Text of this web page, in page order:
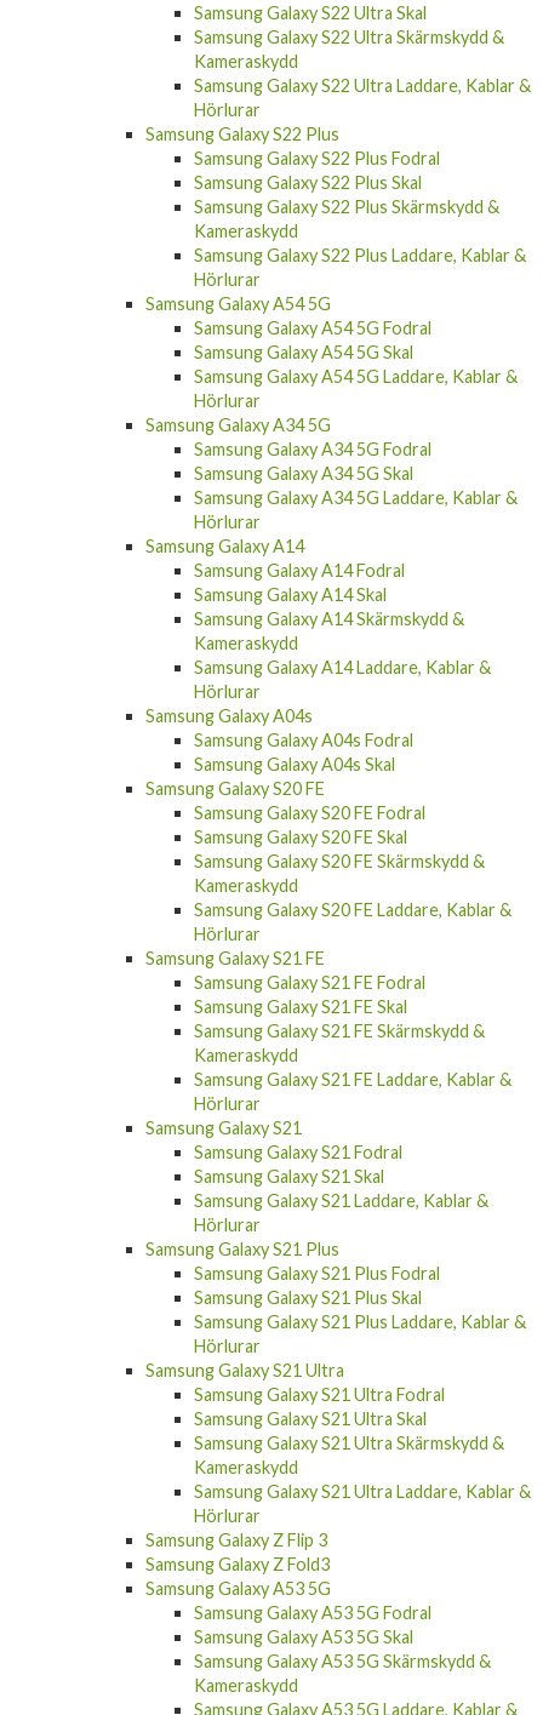
Samsung Galaxy S22 Ultra Skal
Samsung Galaxy S22 Ultra Skärmskydd &
Kameraskydd
Samsung Galaxy S22 Ultra Laddare, Kablar &
Hörlurar
Samsung Galaxy S22 Plus
Samsung Galaxy S22 Plus Fodral
Samsung Galaxy S22 Plus Skal
Samsung Galaxy S22 Plus Skärmskydd &
Kameraskydd
Samsung Galaxy S22 Plus Laddare, Kablar &
Hörlurar
Samsung Galaxy A54 5G
Samsung Galaxy A54 5G Fodral
Samsung Galaxy A54 5G Skal
Samsung Galaxy A54 5G Laddare, Kablar &
Hörlurar
Samsung Galaxy A34 5G
Samsung Galaxy A34 5G Fodral
Samsung Galaxy A34 5G Skal
Samsung Galaxy A34 5G Laddare, Kablar &
Hörlurar
Samsung Galaxy A14
Samsung Galaxy A14 Fodral
Samsung Galaxy A14 Skal
Samsung Galaxy A14 Skärmskydd &
Kameraskydd
Samsung Galaxy A14 Laddare, Kablar &
Hörlurar
Samsung Galaxy A04s
Samsung Galaxy A04s Fodral
Samsung Galaxy A04s Skal
Samsung Galaxy S20 FE
Samsung Galaxy S20 FE Fodral
Samsung Galaxy S20 FE Skal
Samsung Galaxy S20 FE Skärmskydd &
Kameraskydd
Samsung Galaxy S20 FE Laddare, Kablar &
Hörlurar
Samsung Galaxy S21 FE
Samsung Galaxy S21 FE Fodral
Samsung Galaxy S21 FE Skal
Samsung Galaxy S21 FE Skärmskydd &
Kameraskydd
Samsung Galaxy S21 FE Laddare, Kablar &
Hörlurar
Samsung Galaxy S21
Samsung Galaxy S21 Fodral
Samsung Galaxy S21 Skal
Samsung Galaxy S21 Laddare, Kablar &
Hörlurar
Samsung Galaxy S21 Plus
Samsung Galaxy S21 Plus Fodral
Samsung Galaxy S21 Plus Skal
Samsung Galaxy S21 Plus Laddare, Kablar &
Hörlurar
Samsung Galaxy S21 Ultra
Samsung Galaxy S21 Ultra Fodral
Samsung Galaxy S21 Ultra Skal
Samsung Galaxy S21 Ultra Skärmskydd &
Kameraskydd
Samsung Galaxy S21 Ultra Laddare, Kablar &
Hörlurar
Samsung Galaxy Z Flip 3
Samsung Galaxy Z Fold3
Samsung Galaxy A53 5G
Samsung Galaxy A53 5G Fodral
Samsung Galaxy A53 5G Skal
Samsung Galaxy A53 5G Skärmskydd &
Kameraskydd
Samsung Galaxy A53 5G Laddare, Kablar &